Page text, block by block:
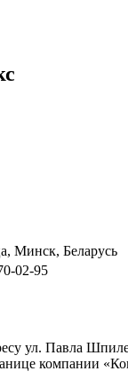
Минск, Беларусь
02-95
ул. Павла
компании